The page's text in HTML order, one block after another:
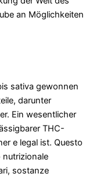
an Möglichkeiten
sativa gewonnen
darunter
Ein wesentlicher
THC-
e legal ist. Questo
nutrizionale
sostanze